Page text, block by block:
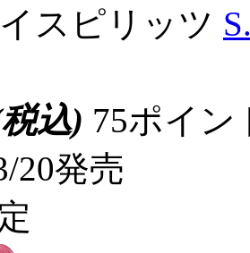
スピリッツ
込) 75ポイ
20発売